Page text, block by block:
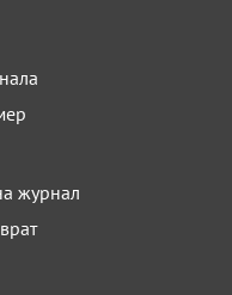
журнал